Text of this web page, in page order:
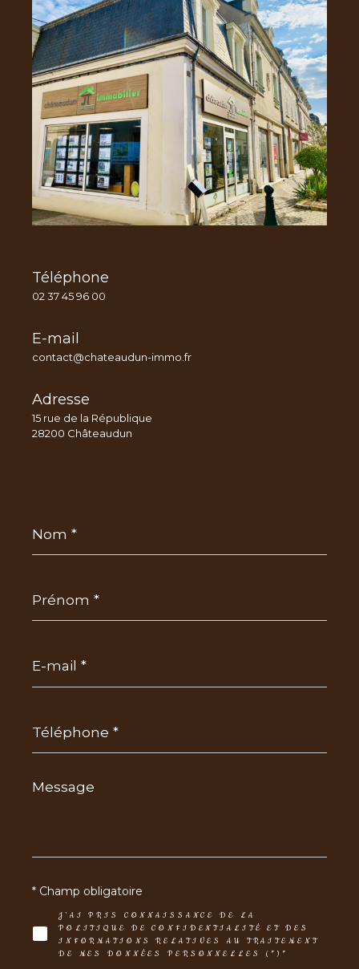
Téléphone
02 37 45 96 00
E-mail
contact@chateaudun-immo.fr
Adresse
15 rue de la République
28200 Châteaudun
*
*
mail
*
Message
*
J'AI PRIS CONNAISSANCE DE LA
POLITIQUE DE CONFIDENTIALITÉ ET DES
INFORMATIONS RELATIVES AU TRAITEMENT
DE MES DONNÉES PERSONNELLES (*)*
* Champ obligatoire